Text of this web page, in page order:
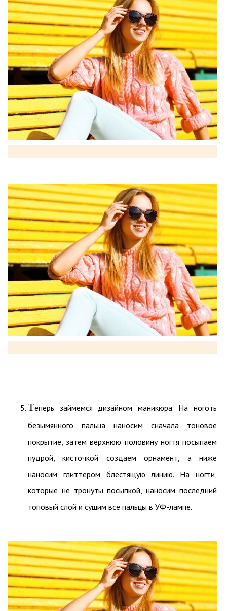
Теперь займемся дизайном маникюра. На ноготь
безымянного пальца наносим сначала тоновое
покрытие, затем верхнюю половину ногтя посыпаем
пудрой, кисточкой создаем орнамент, а ниже
наносим глиттером блестящую линию. На ногти,
которые не тронуты посыпкой, наносим последний
топовый слой и сушим все пальцы в УФ-лампе.